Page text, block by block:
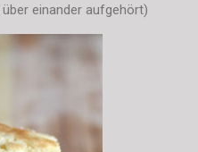
einander aufgehört)